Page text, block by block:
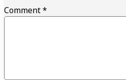
Comment*